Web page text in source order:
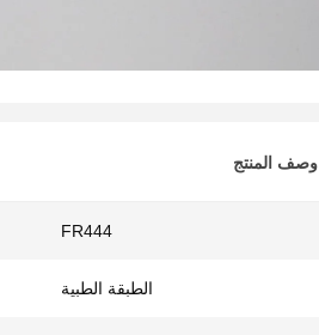
وصف المنتج
FR444
الطبقة الطبية